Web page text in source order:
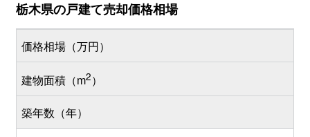
栃木県の戸建て売却価格相場
価格相場（万円）
建物面積（m2）
築年数（年）